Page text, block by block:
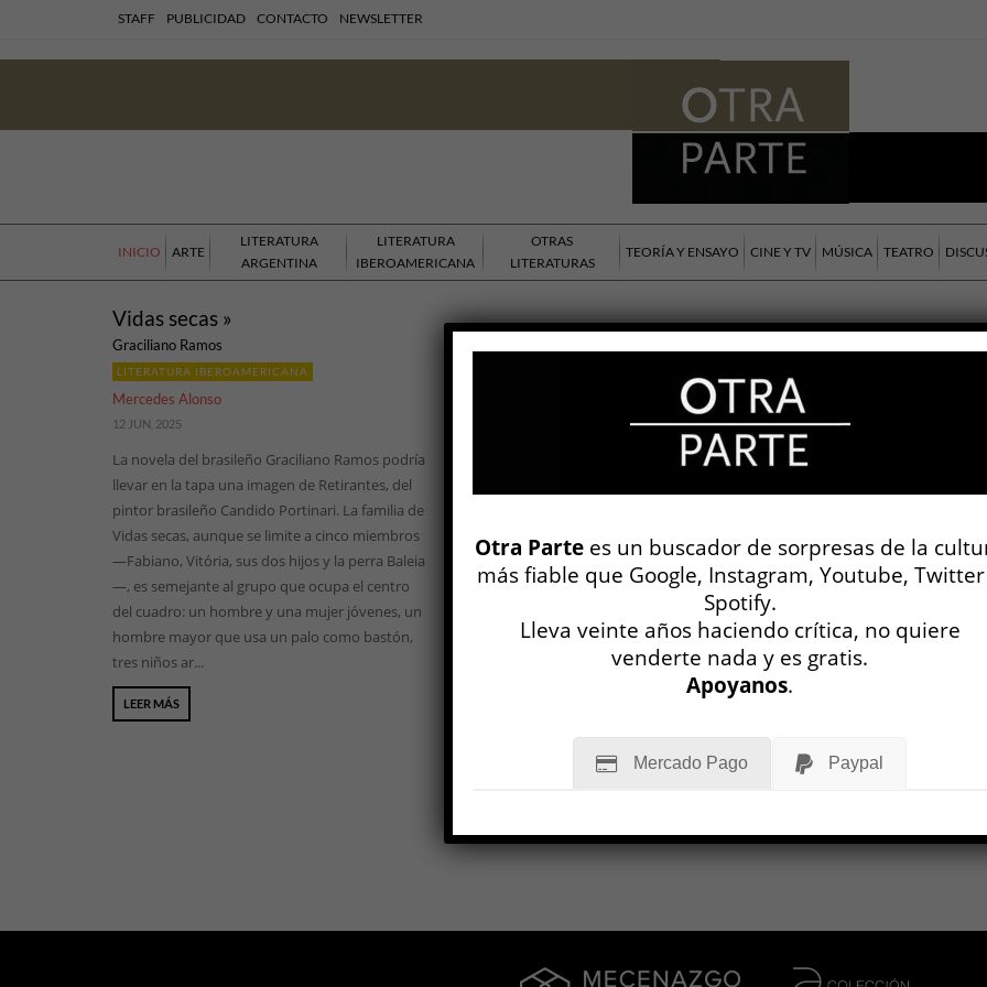
STAFF PUBLICIDAD CONTACTO NEWSLETTER
INICIO ARTE
LITERATURA
ARGENTINA
LITERATURA
IBEROAMERICANA
OTRAS
LITERATURAS
TEORÍA Y ENSAYO CINE Y TV MÚSICA TEATRO
Vidas secas »
Graciliano Ramos
LITERATURA IBEROAMERICANA
Mercedes Alonso
12 JUN, 2025
La novela del brasileño Graciliano Ramos podría
llevar en la tapa una imagen de Retirantes, del
pintor brasileño Candido Portinari. La familia de
Vidas secas, aunque se limite a cinco miembros
—Fabiano, Vitória, sus dos hijos y la perra Baleia
—, es semejante al grupo que ocupa el centro
del cuadro: un hombre y una mujer jóvenes, un
hombre mayor que usa un palo como bastón,
tres niños ar...
LEER MÁS
Otra Parte es un buscador de sorpresas de la
más fiable que Google, Instagram, Youtube,
Spotify.
Lleva veinte años haciendo crítica, no quiere
venderte nada y es gratis.
Apoyanos.
Mercado Pago Paypal